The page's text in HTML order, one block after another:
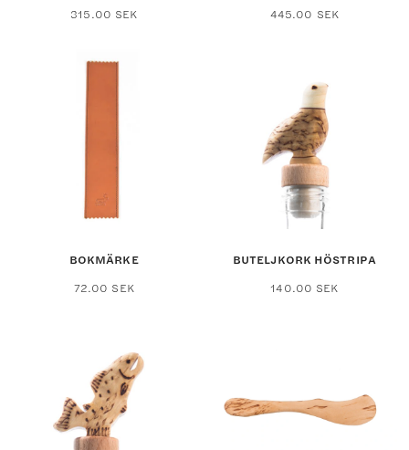
315.00 SEK
445.00 SEK
BOKMÄRKE
72.00 SEK
BUTELJKORK HÖSTRIPA
140.00 SEK